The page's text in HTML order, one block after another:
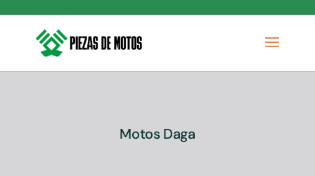
Motos Daga